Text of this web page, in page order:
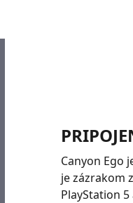
Canyon Ego
je zázrakom
PlayStation